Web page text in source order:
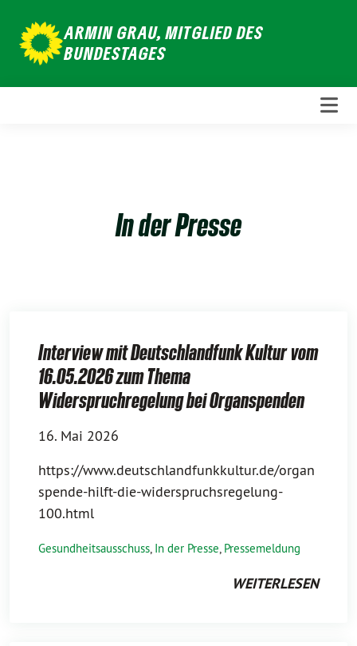
zum
Inhalt
ARMIN GRAU, MITGLIED DES
BUNDESTAGES
In der Presse
Interview mit Deutschlandfunk Kultur vom
16.05.2026 zum Thema
Widerspruchregelung bei Organspenden
16. Mai 2026
https://www.deutschlandfunkkultur.de/organ
spende-hilft-die-widerspruchsregelung-
100.html
Gesundheitsausschuss, In der Presse, Pressemeldung
WEITERLESEN